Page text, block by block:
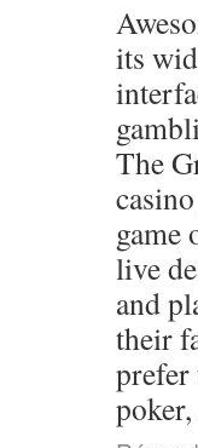
its
The
game
live
and
their